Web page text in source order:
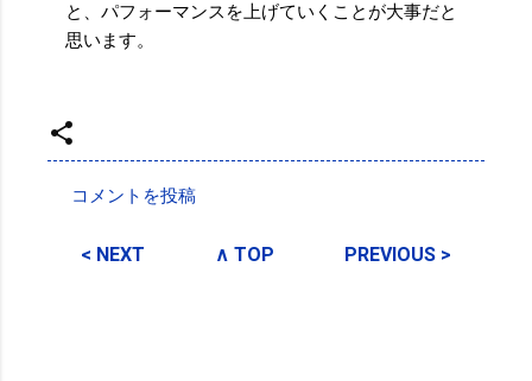
と、パフォーマンスを上げていくことが大事だと
思います。
メ
コメントを投稿
< NEXT ∧ TOP PREVIOUS >